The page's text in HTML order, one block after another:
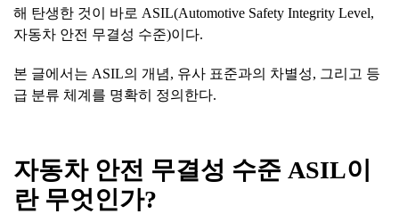
해 탄생한 것이 바로 ASIL(Automotive Safety Integrity Level,
자동차 안전 무결성 수준)이다.
본 글에서는 ASIL의 개념, 유사 표준과의 차별성, 그리고 등
급 분류 체계를 명확히 정의한다.
자동차 안전 무결성 수준 ASIL이
란 무엇인가?